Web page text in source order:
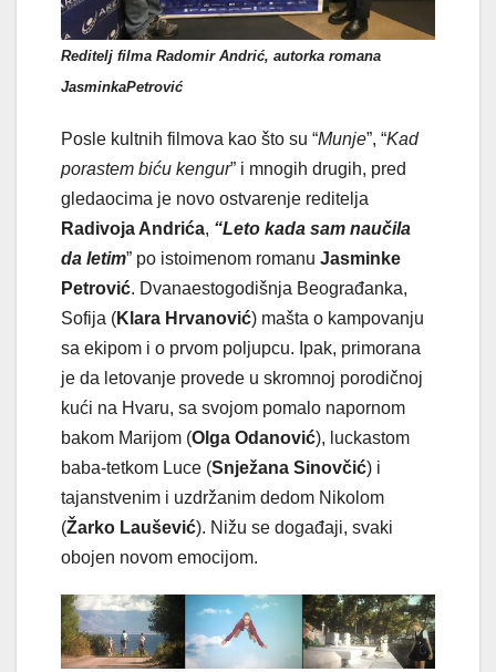
Reditelj filma Radomir Andrić, autorka romana
JasminkaPetrović
Posle kultnih filmova kao što su “Munje”, “Kad
porastem biću kengur” i mnogih drugih, pred
gledaocima je novo ostvarenje reditelja
Radivoja Andrića, “Leto kada sam naučila
da letim” po istoimenom romanu Jasminke
Petrović. Dvanaestogodišnja Beograđanka,
Sofija (Klara Hrvanović) mašta o kampovanju
sa ekipom i o prvom poljupcu. Ipak, primorana
je da letovanje provede u skromnoj porodičnoj
kući na Hvaru, sa svojom pomalo napornom
bakom Marijom (Olga Odanović), luckastom
baba-tetkom Luce (Snježana Sinovčić) i
tajanstvenim i uzdržanim dedom Nikolom
(Žarko Laušević). Nižu se događaji, svaki
obojen novom emocijom.